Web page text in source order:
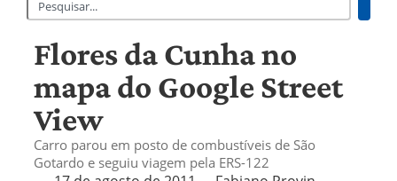
Flores da Cunha no
mapa do Google Street
View
Carro parou em posto de combustíveis de São
Gotardo e seguiu viagem pela ERS-122